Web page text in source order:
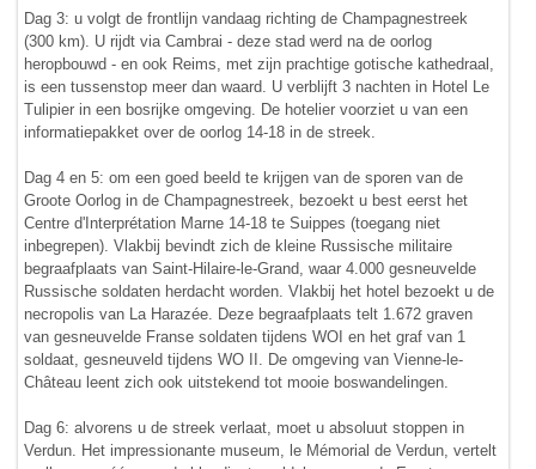
Dag 3: u volgt de frontlijn vandaag richting de Champagnestreek
(300 km). U rijdt via Cambrai - deze stad werd na de oorlog
heropbouwd - en ook Reims, met zijn prachtige gotische kathedraal,
is een tussenstop meer dan waard. U verblijft 3 nachten in Hotel Le
Tulipier in een bosrijke omgeving. De hotelier voorziet u van een
informatiepakket over de oorlog 14-18 in de streek.
Dag 4 en 5: om een goed beeld te krijgen van de sporen van de
Groote Oorlog in de Champagnestreek, bezoekt u best eerst het
Centre d'Interprétation Marne 14-18 te Suippes (toegang niet
inbegrepen). Vlakbij bevindt zich de kleine Russische militaire
begraafplaats van Saint-Hilaire-le-Grand, waar 4.000 gesneuvelde
Russische soldaten herdacht worden. Vlakbij het hotel bezoekt u de
necropolis van La Harazée. Deze begraafplaats telt 1.672 graven
van gesneuvelde Franse soldaten tijdens WOI en het graf van 1
soldaat, gesneuveld tijdens WO II. De omgeving van Vienne-le-
Château leent zich ook uitstekend tot mooie boswandelingen.
Dag 6: alvorens u de streek verlaat, moet u absoluut stoppen in
Verdun. Het impressionante museum, le Mémorial de Verdun, vertelt